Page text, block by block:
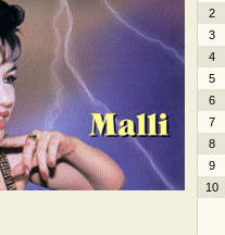
2
3
4
5
6
7
8
9
10